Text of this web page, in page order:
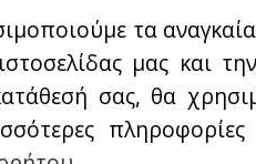
τα
μας και
σας, θα